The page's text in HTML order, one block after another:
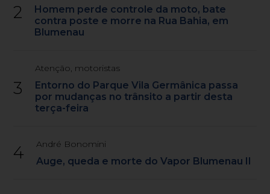
2
Homem perde controle da moto, bate
contra poste e morre na Rua Bahia, em
Blumenau
3
Atenção, motoristas
Entorno do Parque Vila Germânica passa
por mudanças no trânsito a partir desta
terça-feira
4 André Bonomini
Auge, queda e morte do Vapor Blumenau II